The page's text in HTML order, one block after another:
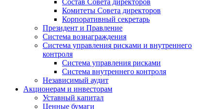
Состав Совета директоров
Комитеты Совета директоров
Корпоративный секретарь
Президент и Правление
Система вознаграждения
Система управления рисками и внутреннего
контроля
Система управления рисками
Система внутреннего контроля
Независимый аудит
Акционерам и инвесторам
Уставный капитал
Ценные бумаги